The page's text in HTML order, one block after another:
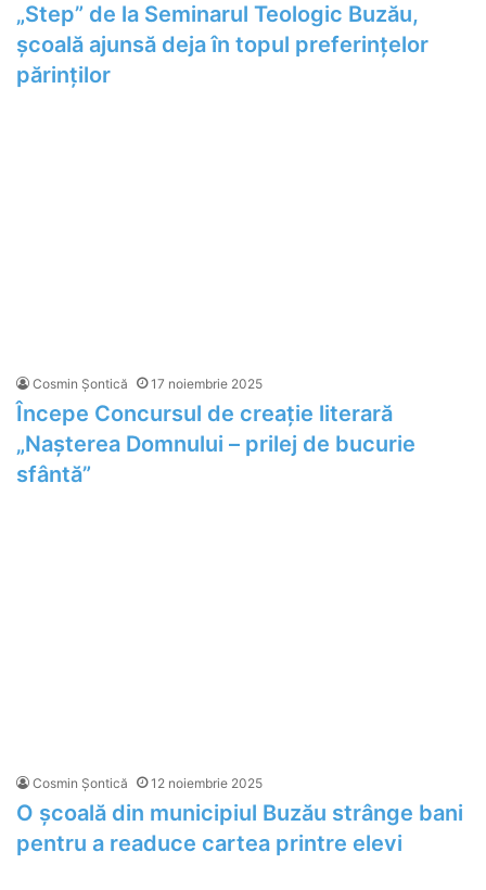
„Step” de la Seminarul Teologic Buzău,
școală ajunsă deja în topul preferințelor
părinților
Cosmin Șontică 17 noiembrie 2025
Începe Concursul de creație literară
„Nașterea Domnului – prilej de bucurie
sfântă”
Cosmin Șontică 12 noiembrie 2025
O școală din municipiul Buzău strânge bani
pentru a readuce cartea printre elevi